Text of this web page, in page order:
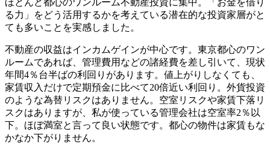
る力」をどう活用するかを考えている潜在的な投資家層がと
ても多いことを実感しました。
不動産の収益はインカムゲインが中心です。東京都心のワン
ルームであれば、管理費用などの諸経費を差し引いて、現状
年間4％台半ばの利回りがあります。値上がりしなくても、
家賃収入だけで定期預金に比べて20倍近い利回り。外貨投資
のような為替リスクはありません。空室リスクや家賃下落リ
スクはありますが、私が使っている管理会社は空室率2％以
下。ほぼ満室と言って良い状態です。都心の物件は家賃もな
かなか下がりません。